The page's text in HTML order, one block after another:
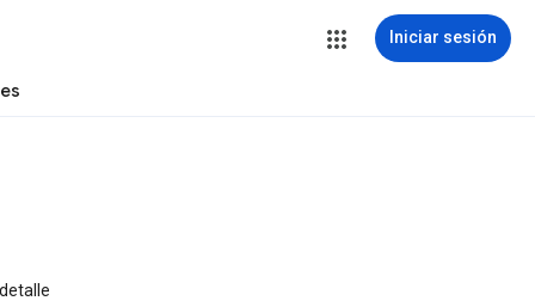
Iniciar sesión